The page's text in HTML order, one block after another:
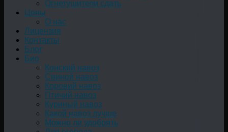
Огнетушители сдать
Цены
О нас
Лицензия
Контакты
Блог
Био
Конский навоз
Свиной навоз
Коровий навоз
Птичий навоз
Куриный навоз
Какой навоз лучше
Можно ли удобрять